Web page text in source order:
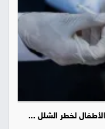
لخطر الشلل ...